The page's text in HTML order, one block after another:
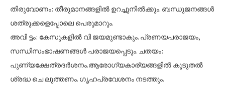
തിരുവോണം: തീരുമാനങ്ങളിൽ ഉറച്ചുനിൽക്കും. ബന്ധുജനങ്ങൾ
ശത്രുക്കളെപ്പോലെ പെരുമാറും.
അവി ട്ടം: കേസുകളിൽ വി ജയമുണ്ടാകും. പ്രണയപരാജയം,
സന്ധിസംഭാഷണങ്ങൾ പരാജയപ്പെടും. ചതയം:
പുണ്യക്ഷേത്രദർശനം.ആരോഗ്യകാര്യങ്ങളിൽ കൂടുതൽ
ശ്രദ്ധ ചെ ലുത്തണം. ഗൃഹപ്രവേശനം നടത്തും.